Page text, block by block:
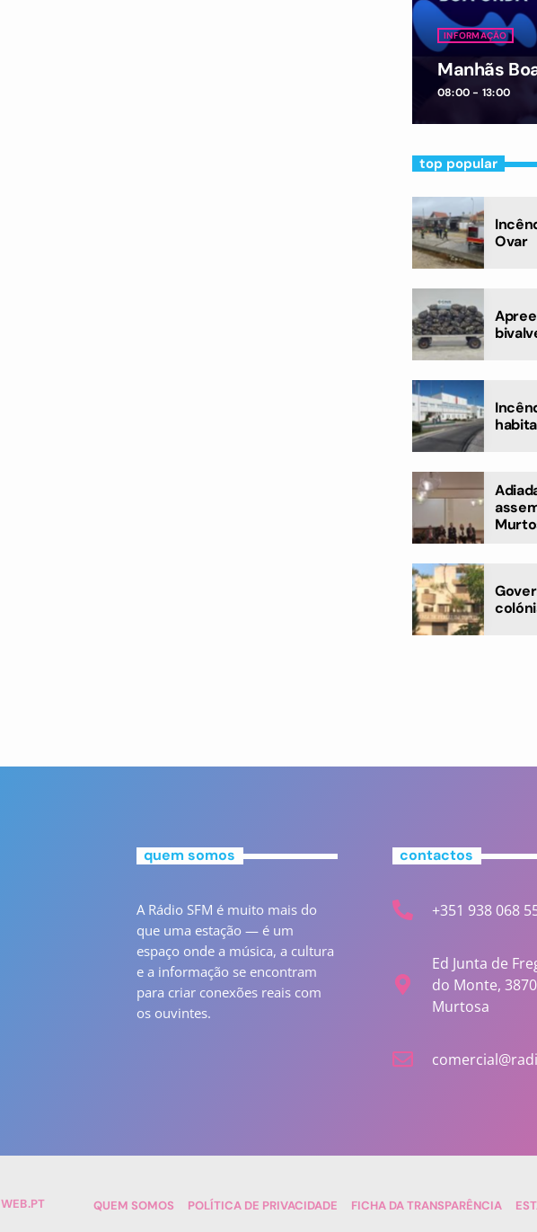
INFORMAÇÃO
Manhãs
08:00 - 13:00
top popular
Ovar
quem somos
A Rádio SFM é muito mais do
que uma estação — é um
espaço onde a música, a cultura
e a informação se encontram
para criar conexões reais com
os ouvintes.
contactos
+351 938 068
Ed Junta de
do Monte,
Murtosa
QUEM SOMOS POLÍTICA DE PRIVACIDADE FICHA DA TRANSPARÊNCIA